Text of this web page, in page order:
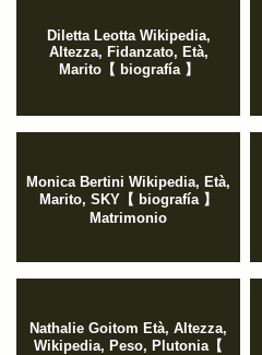
Diletta Leotta Wikipedia,
Altezza, Fidanzato, Età,
Marito【 biografía 】
Monica Bertini Wikipedia, Età,
Marito, SKY【 biografía 】
Matrimonio
Nathalie Goitom Età, Altezza,
Wikipedia, Peso, Plutonia【